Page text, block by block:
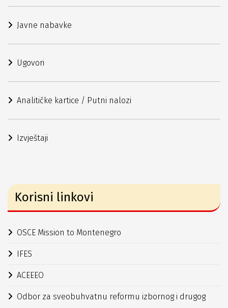
Javne nabavke
Ugovori
Analitičke kartice / Putni nalozi
Izvještaji
Korisni linkovi
OSCE Mission to Montenegro
IFES
ACEEEO
Odbor za sveobuhvatnu reformu izbornog i drugog